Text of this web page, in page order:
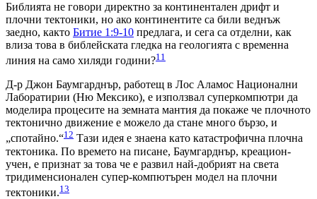
Библията не говори директно за континентален дрифт и
плочни тектоники, но ако континентите са били веднъж
заедно, както Битие 1:9-10 предлага, и сега са отделни, как
влиза това в библейската гледка на геологията с временна
линия на само хиляди години?11
Д-р Джон Баумгарднър, работещ в Лос Аламос Национални
Лаборатирии (Ню Мексико), е използвал суперкомпютри да
моделира процесите на земната мантия да покаже че плочното
тектонично движение е можело да стане много бързо, и
„спотайно.“12 Tази идея е знаена като катастрофична плочна
тектоника. По времето на писане, Баумгарднър, креацион-
учен, е признат за това че е развил най-добрият на света
тридименсионален супер-компютърен модел на плочни
тектоники.13